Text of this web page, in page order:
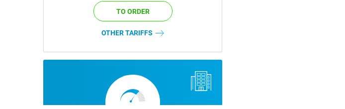
OTHER TARIFFS